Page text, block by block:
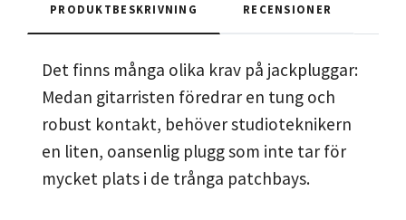
PRODUKTBESKRIVNING RECENSIONER
Det finns många olika krav på jackpluggar:
Medan gitarristen föredrar en tung och
robust kontakt, behöver studioteknikern
en liten, oansenlig plugg som inte tar för
mycket plats i de trånga patchbays.